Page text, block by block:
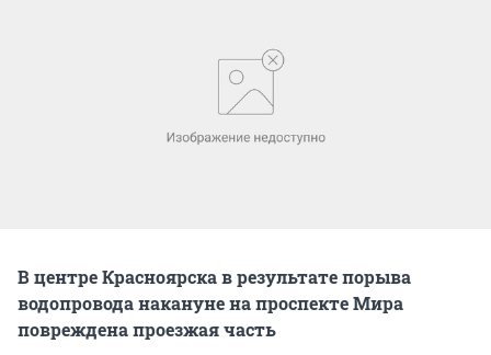
В центре Красноярска в результате порыва
водопровода накануне на проспекте Мира
повреждена проезжая часть